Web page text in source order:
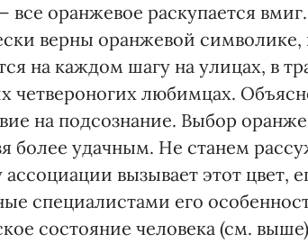
все оранжевое раскупается
верны оранжевой символике,
на каждом шагу на улицах, в
четвероногих любимцах.
на подсознание. Выбор
более удачным. Не станем
ассоциации вызывает этот цвет,
специалистами его
состояние человека (см.